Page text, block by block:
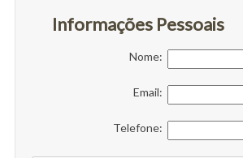
Informações Pessoais
Nome:
Email:
Telefone: